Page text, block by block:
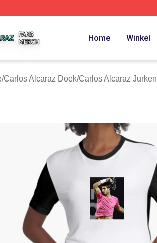
Home Winkel
/Carlos Alcaraz Doek/Carlos Alcaraz Jurken